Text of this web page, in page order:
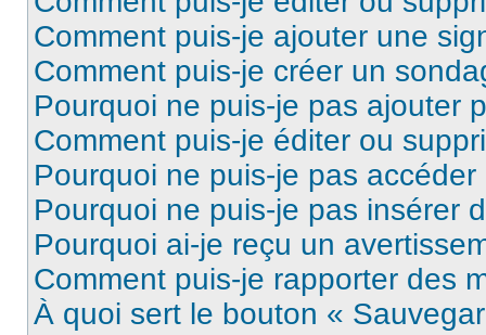
Comment puis-je ajouter une
Comment puis-je créer un
Pourquoi ne puis-je pas ajouter
Comment puis-je éditer ou
Pourquoi ne puis-je pas
Pourquoi ne puis-je pas insérer
Pourquoi ai-je reçu un
Comment puis-je rapporter des
À quoi sert le bouton «